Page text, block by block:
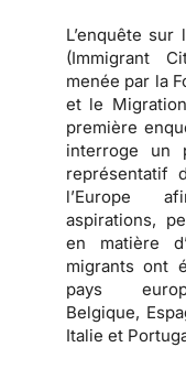
L’enquête
(Immigrant
menée par la
et le
première
interroge un
représentatif
l’Europe
aspirations,
en matière
migrants ont
pays
Belgique,
Italie et